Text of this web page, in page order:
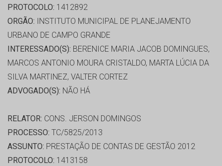
PROTOCOLO: 1412892
ORGÃO: INSTITUTO MUNICIPAL DE PLANEJAMENTO
URBANO DE CAMPO GRANDE
INTERESSADO(S): BERENICE MARIA JACOB DOMINGUES,
MARCOS ANTONIO MOURA CRISTALDO, MARTA LÚCIA DA
SILVA MARTINEZ, VALTER CORTEZ
ADVOGADO(S): NÃO HÁ
RELATOR: CONS. JERSON DOMINGOS
PROCESSO: TC/5825/2013
ASSUNTO: PRESTAÇÃO DE CONTAS DE GESTÃO 2012
PROTOCOLO: 1413158